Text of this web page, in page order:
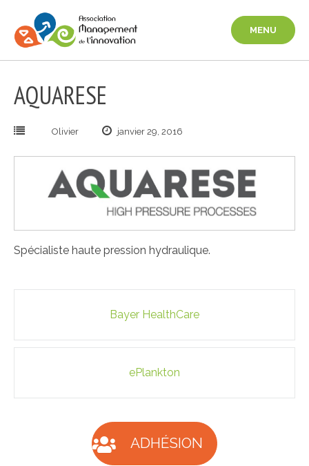
contenu
MENU
AQUARESE
Olivier janvier 29, 2016
Spécialiste haute pression hydraulique.
articles
Bayer HealthCare
ePlankton
ADHÉSION